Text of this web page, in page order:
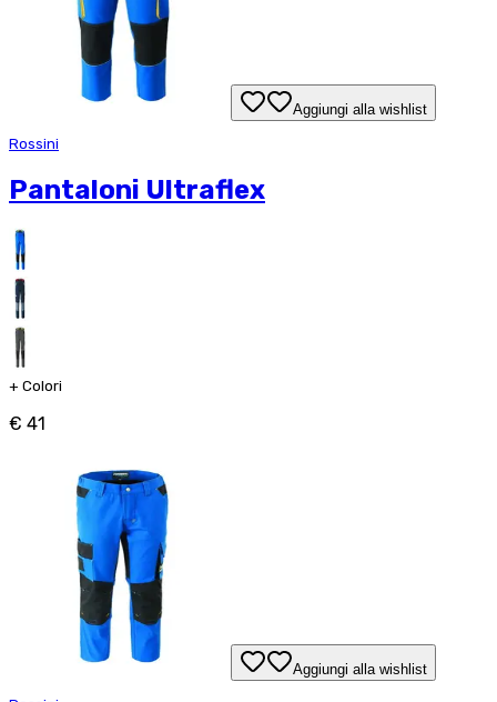
Aggiungi alla wishlist
Rossini
Pantaloni Ultraflex
+ Colori
€ 41
Aggiungi alla wishlist